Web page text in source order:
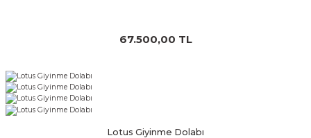
67.500,00 TL
Lotus Giyinme Dolabı